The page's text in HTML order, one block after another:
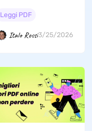
(testati)
Leggi PDF
Italo Rossi3/25/2026